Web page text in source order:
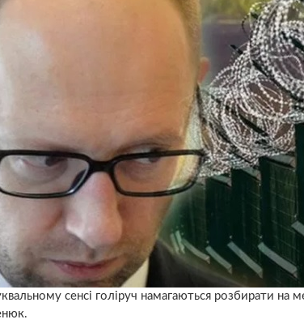
сенсі голіруч намагаються розбирати на